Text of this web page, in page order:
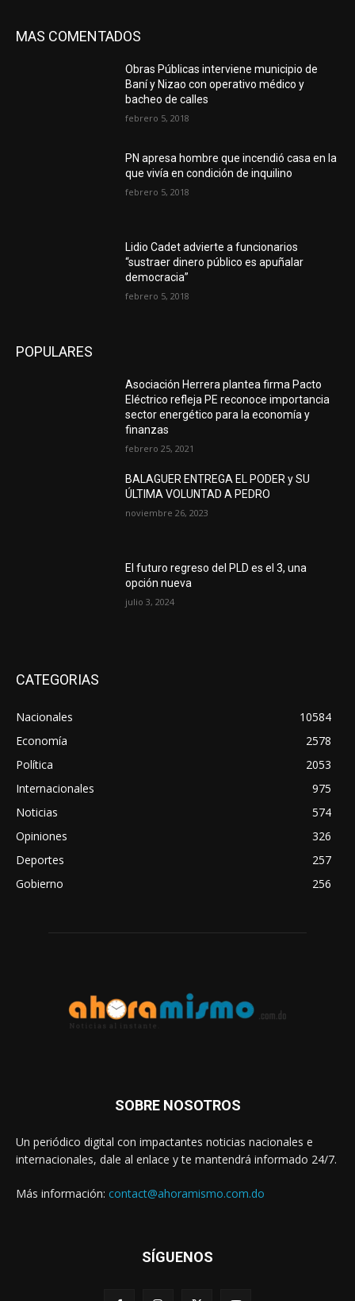
MAS COMENTADOS
Obras Públicas interviene municipio de
Baní y Nizao con operativo médico y
bacheo de calles
febrero 5, 2018
PN apresa hombre que incendió casa en la
que vivía en condición de inquilino
febrero 5, 2018
Lidio Cadet advierte a funcionarios
“sustraer dinero público es apuñalar
democracia”
febrero 5, 2018
POPULARES
Asociación Herrera plantea firma Pacto
Eléctrico refleja PE reconoce importancia
sector energético para la economía y
finanzas
febrero 25, 2021
BALAGUER ENTREGA EL PODER y SU
ÚLTIMA VOLUNTAD A PEDRO
noviembre 26, 2023
El futuro regreso del PLD es el 3, una
opción nueva
julio 3, 2024
CATEGORIAS
Nacionales
10584
Economía
2578
Política
2053
Internacionales
975
Noticias
574
Opiniones
326
Deportes
257
Gobierno
256
SOBRE NOSOTROS
Un periódico digital con impactantes noticias nacionales e
internacionales, dale al enlace y te mantendrá informado 24/7.
Más información: contact@ahoramismo.com.do
SÍGUENOS